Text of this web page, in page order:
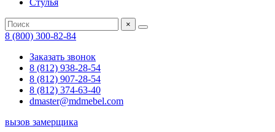
Стулья
×
8 (800) 300-82-84
Заказать звонок
8 (812) 938-28-54
8 (812) 907-28-54
8 (812) 374-63-40
dmaster@mdmebel.com
вызов замерщика